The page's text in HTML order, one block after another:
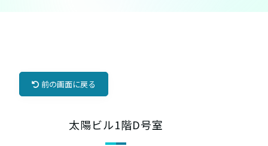
前の画面に戻る
太陽ビル1階D号室